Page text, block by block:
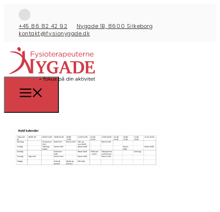
+45 86 82 42 92
Nygade 1B, 8600 Silkeborg
kontakt@fysionygade.dk